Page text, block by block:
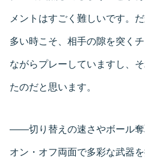
メントはすごく難しいです。
多い時こそ、相手の隙を突く
ながらプレーしていますし、
たのだと思います。
――切り替えの速さやボール奪
オン・オフ両面で多彩な武器